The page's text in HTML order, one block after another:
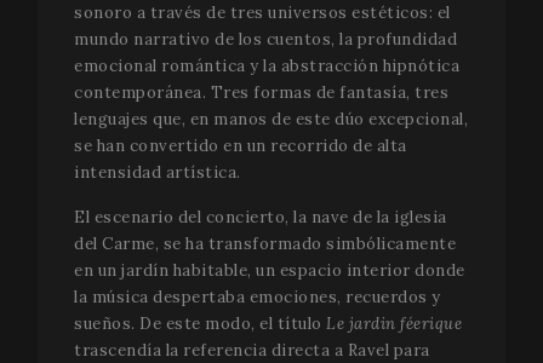
sonoro a través de tres universos estéticos: el
mundo narrativo de los cuentos, la profundidad
emocional romántica y la abstracción hipnótica
contemporánea. Tres formas de fantasía, tres
lenguajes que, en manos de este dúo excepcional,
se han convertido en un recorrido de alta
intensidad artística.
El escenario del concierto, la nave de la iglesia
del Carme, se ha transformado simbólicamente
en un jardín habitable, un espacio interior donde
la música despertaba emociones, recuerdos y
sueños. De este modo, el título Le jardin féerique
trascendía la referencia directa a Ravel para